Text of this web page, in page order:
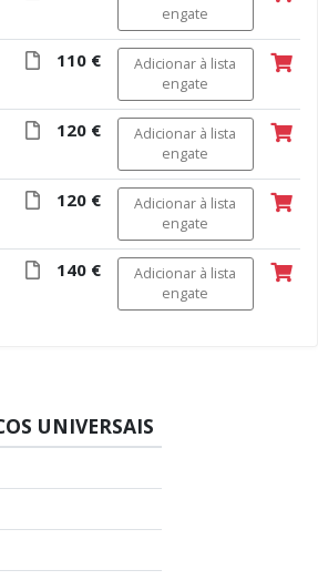
engate
110 €
Adicionar à lista
engate
120 €
Adicionar à lista
engate
120 €
Adicionar à lista
engate
140 €
Adicionar à lista
engate
UNIVERSAIS